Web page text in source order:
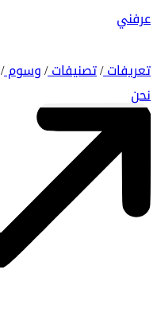
عرفني
تعريفات/ تصنيفات/ وسوم/
نحن